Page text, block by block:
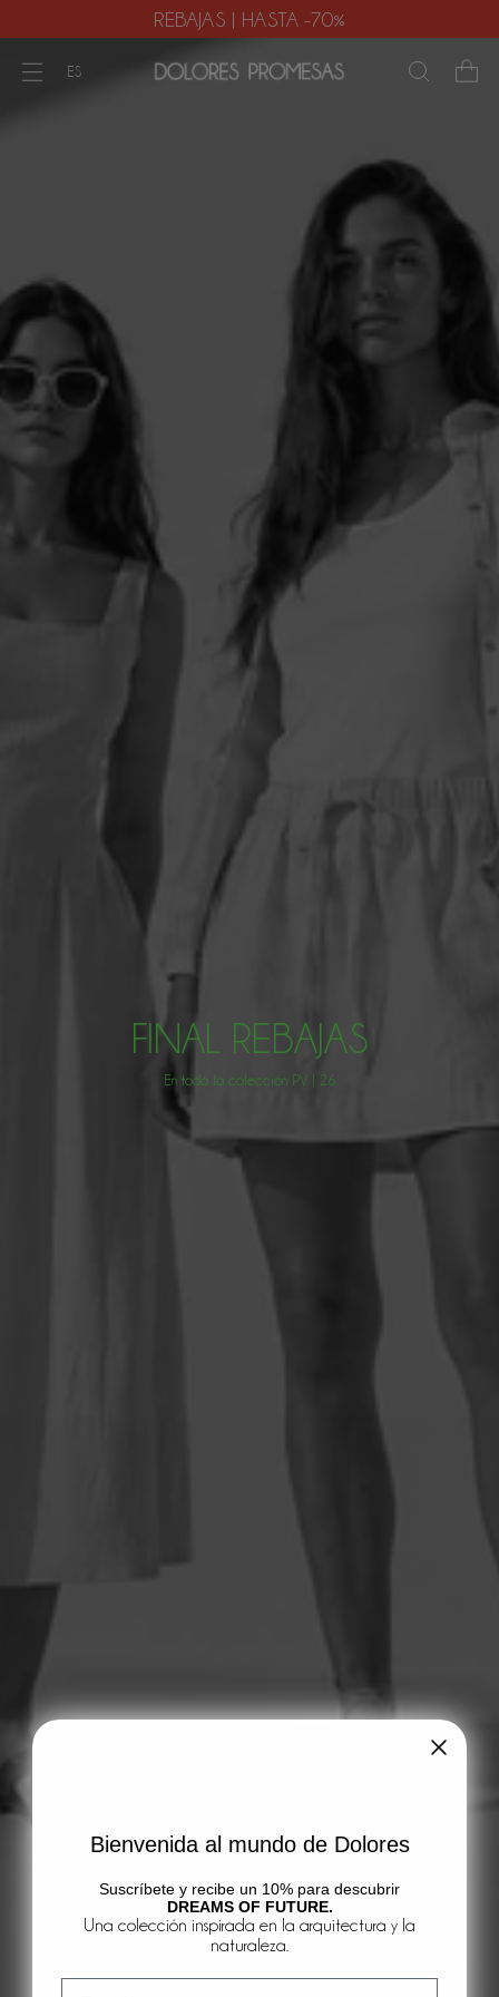
REBAJAS | HASTA -70%
ES
FINAL REBAJAS
En toda la colección PV | 26
Bienvenida al mundo de Dolores
Suscríbete y recibe un 10% para descubrir
DREAMS OF FUTURE.
Una colección inspirada en la arquitectura y la
naturaleza.